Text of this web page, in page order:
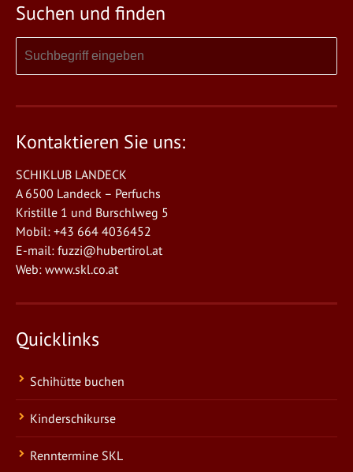
Suchen und finden
Kontaktieren Sie uns:
SCHIKLUB LANDECK
A 6500 Landeck – Perfuchs
Kristille 1 und Burschlweg 5
Mobil: +43 664 4036452
E-mail: fuzzi@hubertirol.at
Web: www.skl.co.at
Quicklinks
Schihütte buchen
Kinderschikurse
Renntermine SKL